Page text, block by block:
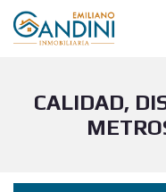
CALIDAD,